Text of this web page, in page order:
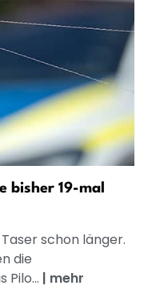
bisher 19-mal
schon länger.
die
Pilo... | mehr